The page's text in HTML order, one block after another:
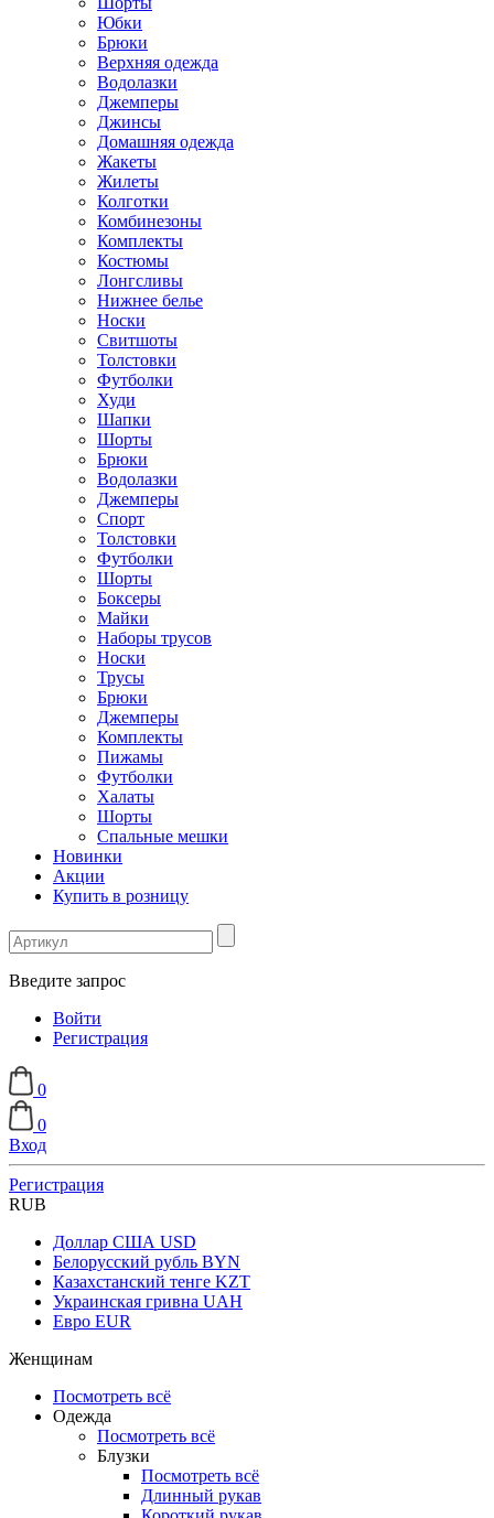
Юбки
Брюки
Верхняя одежда
Водолазки
Джемперы
Джинсы
Домашняя одежда
Жакеты
Жилеты
Колготки
Комбинезоны
Комплекты
Костюмы
Лонгсливы
Нижнее белье
Носки
Свитшоты
Толстовки
Футболки
Худи
Шапки
Шорты
Брюки
Водолазки
Джемперы
Спорт
Толстовки
Футболки
Шорты
Боксеры
Майки
Наборы трусов
Носки
Трусы
Брюки
Джемперы
Комплекты
Пижамы
Футболки
Халаты
Шорты
Спальные мешки
Новинки
Акции
Купить в розницу
Введите запрос
Войти
Регистрация
0
0
Вход
Регистрация
RUB
Доллар США USD
Белорусский рубль BYN
Казахстанский тенге KZT
Украинская гривна UAH
Евро EUR
Женщинам
Посмотреть всё
Одежда
Посмотреть всё
Блузки
Посмотреть всё
Длинный рукав